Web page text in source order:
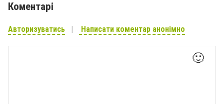
Коментарі
Авторизуватись Написати коментар анонімно
🙂